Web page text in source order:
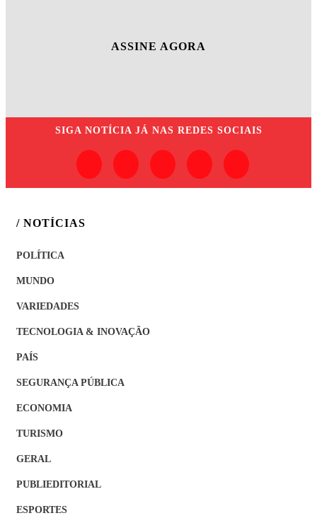
ASSINE AGORA
SIGA NOTÍCIA JÁ NAS REDES SOCIAIS
/ NOTÍCIAS
POLÍTICA
MUNDO
VARIEDADES
TECNOLOGIA & INOVAÇÃO
PAÍS
SEGURANÇA PÚBLICA
ECONOMIA
TURISMO
GERAL
PUBLIEDITORIAL
ESPORTES